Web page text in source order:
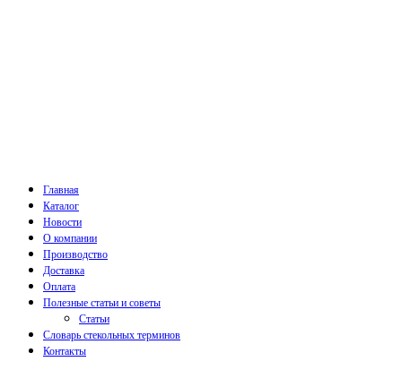
Главная
Каталог
Новости
О компании
Производство
Доставка
Оплата
Полезные статьи и советы
Статьи
Словарь стекольных терминов
Контакты